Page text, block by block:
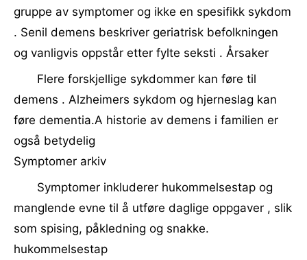
gruppe av symptomer og ikke en spesifikk sykdom
. Senil demens beskriver geriatrisk befolkningen
og vanligvis oppstår etter fylte seksti . Årsaker
Flere forskjellige sykdommer kan føre til
demens . Alzheimers sykdom og hjerneslag kan
føre dementia.A historie av demens i familien er
også betydelig
Symptomer arkiv
Symptomer inkluderer hukommelsestap og
manglende evne til å utføre daglige oppgaver , slik
som spising, påkledning og snakke.
hukommelsestap